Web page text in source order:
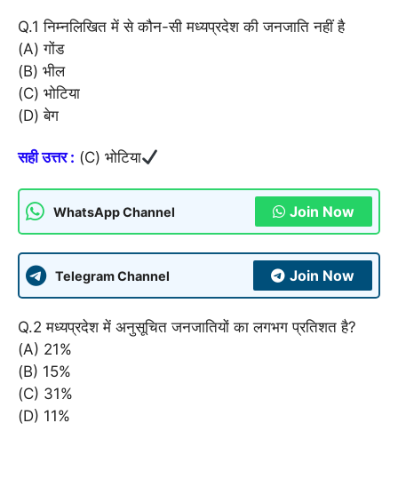
Q.1 निम्नलिखित में से कौन-सी मध्यप्रदेश की जनजाति नहीं है
(A) गोंड
(B) भील
(C) भोटिया
(D) बेग
सही उत्तर : (C) भोटिया
WhatsApp Channel Join Now
Telegram Channel Join Now
Q.2 मध्यप्रदेश में अनुसूचित जनजातियों का लगभग प्रतिशत है?
(A) 21%
(B) 15%
(C) 31%
(D) 11%